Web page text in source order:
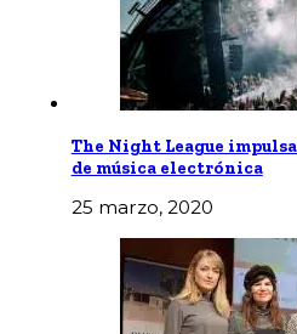
The Night League
de música electrónica
25 marzo, 2020